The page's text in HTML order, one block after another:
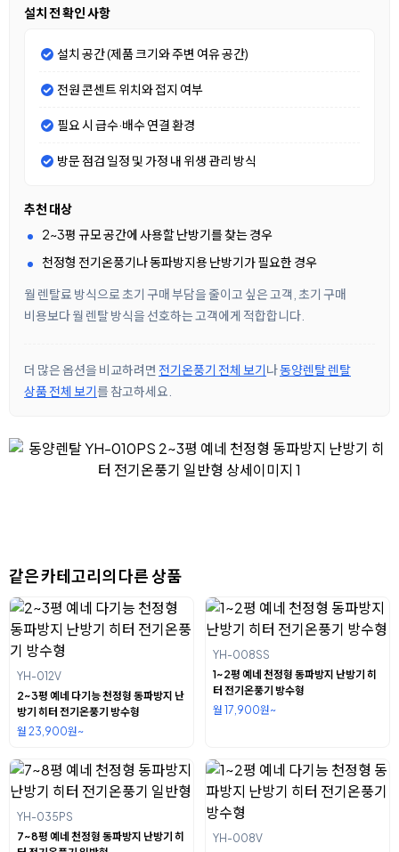
설치 전 확인 사항
설치 공간 (제품 크기와 주변 여유 공간)
전원 콘센트 위치와 접지 여부
필요 시 급수·배수 연결 환경
방문 점검 일정 및 가정 내 위생 관리 방식
추천 대상
2~3평 규모 공간에 사용할 난방기를 찾는 경우
천정형 전기온풍기나 동파방지용 난방기가 필요한 경우
월 렌탈료 방식으로 초기 구매 부담을 줄이고 싶은 고객, 초기 구매
비용보다 월 렌탈 방식을 선호하는 고객에게 적합합니다.
더 많은 옵션을 비교하려면 전기온풍기 전체 보기나동양렌탈 렌탈
상품 전체 보기를 참고하세요.
같은 카테고리의 다른 상품
YH-012V
2~3평 예네 다기능 천정형 동파방지 난
방기 히터 전기온풍기 방수형
월 23,900원~
YH-008SS
1~2평 예네 천정형 동파방지 난방기 히
터 전기온풍기 방수형
월 17,900원~
YH-035PS
7~8평 예네 천정형 동파방지 난방기 히
YH-008V